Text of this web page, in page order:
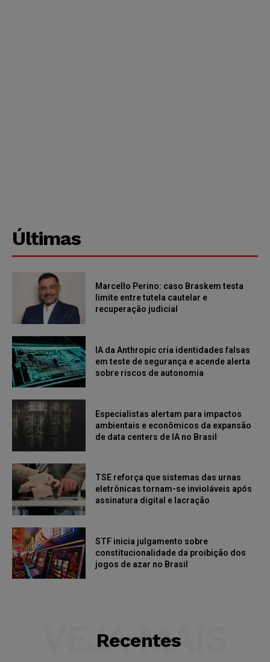
Últimas
Marcello Perino: caso Braskem testa
limite entre tutela cautelar e
recuperação judicial
IA da Anthropic cria identidades falsas
em teste de segurança e acende alerta
sobre riscos de autonomia
Especialistas alertam para impactos
ambientais e econômicos da expansão
de data centers de IA no Brasil
TSE reforça que sistemas das urnas
eletrônicas tornam-se invioláveis após
assinatura digital e lacração
STF inicia julgamento sobre
constitucionalidade da proibição dos
jogos de azar no Brasil
Recentes
VEJA MAIS